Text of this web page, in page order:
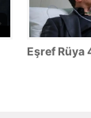
Eşref Rüya